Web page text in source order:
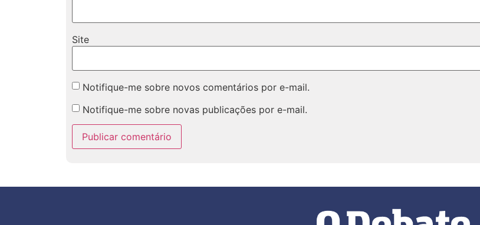
Site
Notifique-me sobre novos comentários por e-mail.
Notifique-me sobre novas publicações por e-mail.